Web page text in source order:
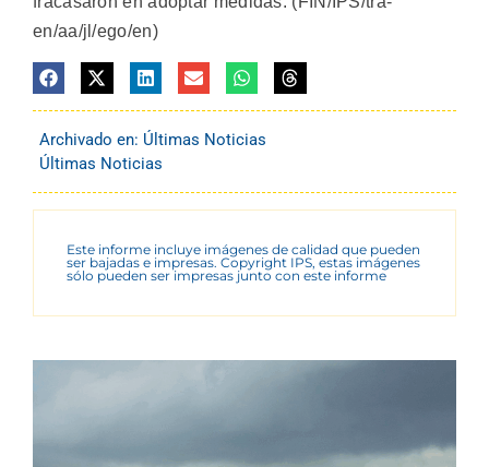
en/aa/jl/ego/en)
Archivado en: Últimas Noticias
Últimas Noticias
Este informe incluye imágenes de calidad que pueden
ser bajadas e impresas. Copyright IPS, estas imágenes
sólo pueden ser impresas junto con este informe